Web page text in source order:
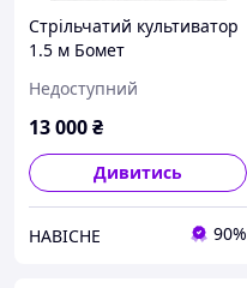
Стрільчатий культиватор
1.5 м Бомет
навісний до мінітрактора
(5 лап в 2 ряди)
Недоступний
13 000₴
Дивитись
НАВІСНЕ 90%